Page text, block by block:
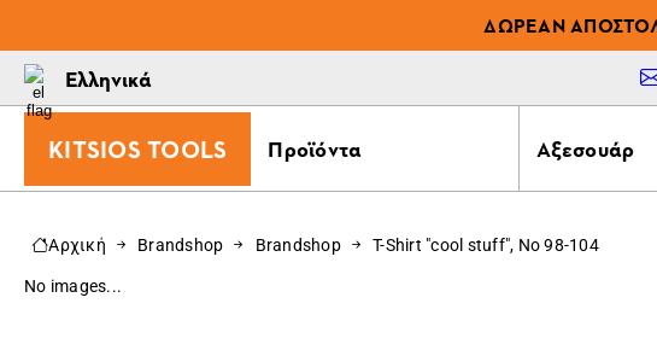
ΔΩΡΕΆΝ
Ελληνικά
KITSIOS TOOLS Προϊόντα Αξεσουάρ
Αρχική Brandshop Brandshop T-Shirt "cool stuff", No 98-104
No images...